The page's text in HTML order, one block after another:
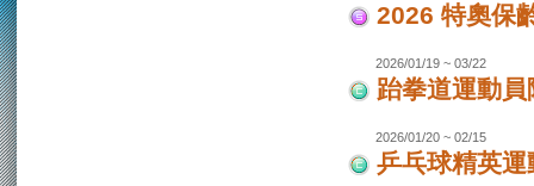
2026 特奧保
2026/01/19 ~ 03/22
跆拳道運動
2026/01/20 ~ 02/15
乒乓球精英